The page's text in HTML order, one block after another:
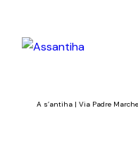
A s’antiha | Via Padre